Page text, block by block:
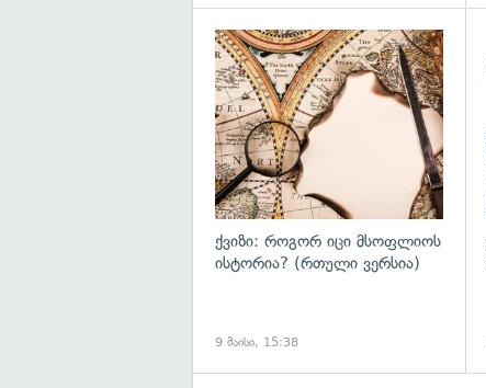
ქვიზი: როგორ იცი მსოფლიოს
ისტორია? (რთული ვერსია)
9 მაისი, 15:38